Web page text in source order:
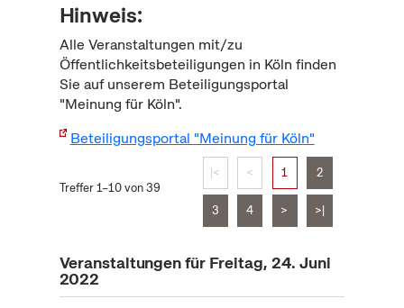
Hinweis:
Alle Veranstaltungen mit/zu
Öffentlichkeitsbeteiligungen in Köln finden
Sie auf unserem Beteiligungsportal
"Meinung für Köln".
Beteiligungsportal "Meinung für Köln"
Treffer 1–10 von 39
|< < 1 2
3 4 > >|
Veranstaltungen für Freitag, 24. Juni
2022